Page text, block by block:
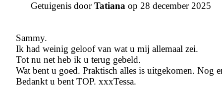
Getuigenis doorTatiana op 28 december 2025
Sammy.
Ik had weinig geloof van wat u mij allemaal zei.
Tot nu net heb ik u terug gebeld.
Wat bent u goed. Praktisch alles is uitgekomen. Nog
Bedankt u bent TOP. xxxTessa.